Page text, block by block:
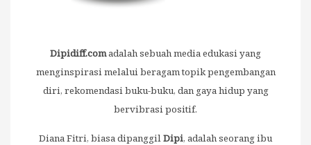
Dipidiff.comadalah sebuah media edukasi yang
menginspirasi melalui beragam topik pengembangan
diri, rekomendasi buku-buku, dan gaya hidup yang
bervibrasi positif.
Diana Fitri, biasa dipanggilDipi, adalah seorang ibu